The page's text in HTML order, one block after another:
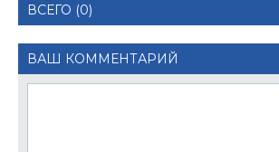
ВСЕГО (0)
ВАШ КОММЕНТАРИЙ